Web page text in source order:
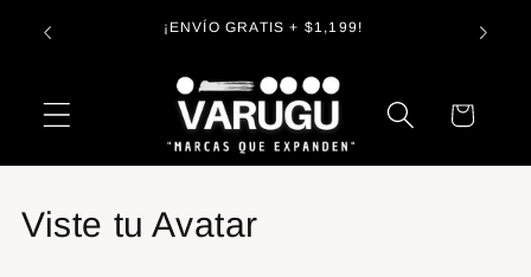
directamente
¡ENVÍO GRATIS + $1,199!
Carrito
C
Viste tu Avatar